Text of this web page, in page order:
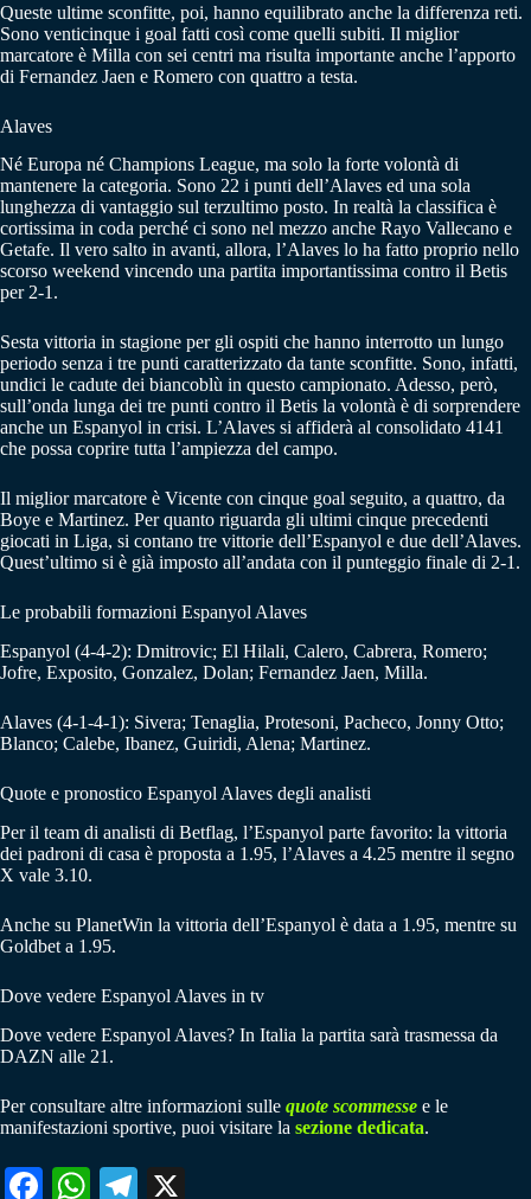
Queste ultime sconfitte, poi, hanno equilibrato anche la differenza reti.
Sono venticinque i goal fatti così come quelli subiti. Il miglior
marcatore è Milla con sei centri ma risulta importante anche l’apporto
di Fernandez Jaen e Romero con quattro a testa.
Alaves
Né Europa né Champions League, ma solo la forte volontà di
mantenere la categoria. Sono 22 i punti dell’Alaves ed una sola
lunghezza di vantaggio sul terzultimo posto. In realtà la classifica è
cortissima in coda perché ci sono nel mezzo anche Rayo Vallecano e
Getafe. Il vero salto in avanti, allora, l’Alaves lo ha fatto proprio nello
scorso weekend vincendo una partita importantissima contro il Betis
per 2-1.
Sesta vittoria in stagione per gli ospiti che hanno interrotto un lungo
periodo senza i tre punti caratterizzato da tante sconfitte. Sono, infatti,
undici le cadute dei biancoblù in questo campionato. Adesso, però,
sull’onda lunga dei tre punti contro il Betis la volontà è di sorprendere
anche un Espanyol in crisi. L’Alaves si affiderà al consolidato 4141
che possa coprire tutta l’ampiezza del campo.
Il miglior marcatore è Vicente con cinque goal seguito, a quattro, da
Boye e Martinez. Per quanto riguarda gli ultimi cinque precedenti
giocati in Liga, si contano tre vittorie dell’Espanyol e due dell’Alaves.
Quest’ultimo si è già imposto all’andata con il punteggio finale di 2-1.
Le probabili formazioni Espanyol Alaves
Espanyol (4-4-2): Dmitrovic; El Hilali, Calero, Cabrera, Romero;
Jofre, Exposito, Gonzalez, Dolan; Fernandez Jaen, Milla.
Alaves (4-1-4-1): Sivera; Tenaglia, Protesoni, Pacheco, Jonny Otto;
Blanco; Calebe, Ibanez, Guiridi, Alena; Martinez.
Quote e pronostico Espanyol Alaves degli analisti
Per il team di analisti di Betflag, l’Espanyol parte favorito: la vittoria
dei padroni di casa è proposta a 1.95, l’Alaves a 4.25 mentre il segno
X vale 3.10.
Anche su PlanetWin la vittoria dell’Espanyol è data a 1.95, mentre su
Goldbet a 1.95.
Dove vedere Espanyol Alaves in tv
Dove vedere Espanyol Alaves? In Italia la partita sarà trasmessa da
DAZN alle 21.
Per consultare altre informazioni sulle quote scommesse e le
manifestazioni sportive, puoi visitare la sezione dedicata.
Fa W
Te